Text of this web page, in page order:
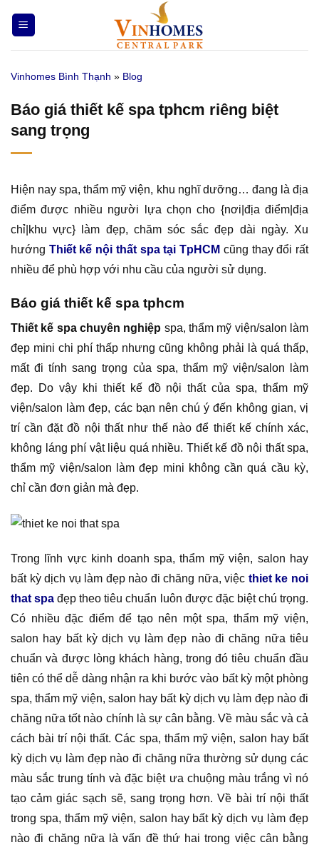
qua
nội
Vinhomes Bình Thạnh » Blog
Báo giá thiết kế spa tphcm riêng biệt
sang trọng
Hiện nay spa, thẩm mỹ viện, khu nghĩ dưỡng… đang là địa
điểm được nhiều người lựa chọn cho {nơi|địa điểm|địa
chỉ|khu vực} làm đẹp, chăm sóc sắc đẹp dài ngày. Xu
hướng Thiết kế nội thất spa tại TpHCM cũng thay đổi rất
nhiều để phù hợp với nhu cầu của người sử dụng.
Báo giá thiết kế spa tphcm
Thiết kế spa chuyên nghiệp spa, thẩm mỹ viện/salon làm
đẹp mini chi phí thấp nhưng cũng không phải là quá thấp,
mất đi tính sang trọng của spa, thẩm mỹ viện/salon làm
đẹp. Do vậy khi thiết kế đồ nội thất của spa, thẩm mỹ
viện/salon làm đẹp, các bạn nên chú ý đến không gian, vị
trí cần đặt đồ nội thất như thế nào để thiết kế chính xác,
không láng phí vật liệu quá nhiều. Thiết kế đồ nội thất spa,
thẩm mỹ viện/salon làm đẹp mini không cần quá cầu kỳ,
chỉ cần đơn giản mà đẹp.
Trong lĩnh vực kinh doanh spa, thẩm mỹ viện, salon hay
bất kỳ dịch vụ làm đẹp nào đi chăng nữa, việc thiet ke noi
that spa đẹp theo tiêu chuẩn luôn được đặc biệt chú trọng.
Có nhiều đặc điểm để tạo nên một spa, thẩm mỹ viện,
salon hay bất kỳ dịch vụ làm đẹp nào đi chăng nữa tiêu
chuẩn và được lòng khách hàng, trong đó tiêu chuẩn đầu
tiên có thể dễ dàng nhận ra khi bước vào bất kỳ một phòng
spa, thẩm mỹ viện, salon hay bất kỳ dịch vụ làm đẹp nào đi
chăng nữa tốt nào chính là sự cân bằng. Về màu sắc và cả
cách bài trí nội thất. Các spa, thẩm mỹ viện, salon hay bất
kỳ dịch vụ làm đẹp nào đi chăng nữa thường sử dụng các
màu sắc trung tính và đặc biệt ưa chuộng màu trắng vì nó
tạo cảm giác sạch sẽ, sang trọng hơn. Về bài trí nội thất
trong spa, thẩm mỹ viện, salon hay bất kỳ dịch vụ làm đẹp
nào đi chăng nữa là vấn đề thứ hai trong việc cân bằng